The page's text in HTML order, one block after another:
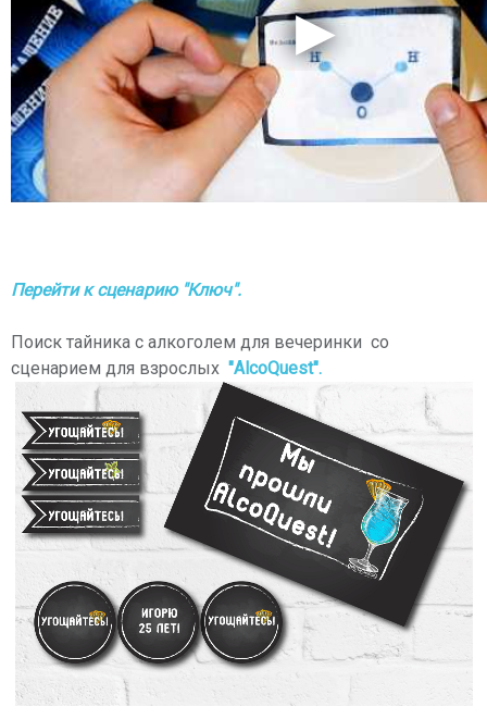
Перейти к сценарию "Ключ".
Поиск тайника с алкоголем для вечеринки со
сценарием для взрослых "AlcoQuest".